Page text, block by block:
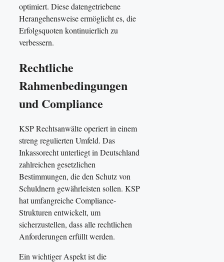
optimiert. Diese datengetriebene
Herangehensweise ermöglicht es, die
Erfolgsquoten kontinuierlich zu
verbessern.
Rechtliche
Rahmenbedingungen
und Compliance
KSP Rechtsanwälte operiert in einem
streng regulierten Umfeld. Das
Inkassorecht unterliegt in Deutschland
zahlreichen gesetzlichen
Bestimmungen, die den Schutz von
Schuldnern gewährleisten sollen. KSP
hat umfangreiche Compliance-
Strukturen entwickelt, um
sicherzustellen, dass alle rechtlichen
Anforderungen erfüllt werden.
Ein wichtiger Aspekt ist die